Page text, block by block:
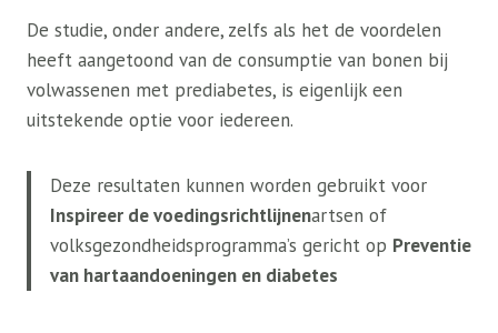
De studie, onder andere, zelfs als het de voordelen
heeft aangetoond van de consumptie van bonen bij
volwassenen met prediabetes, is eigenlijk een
uitstekende optie voor iedereen.
Deze resultaten kunnen worden gebruikt voor
Inspireer de voedingsrichtlijnenartsen of
volksgezondheidsprogramma’s gericht op Preventie
van hartaandoeningen en diabetes